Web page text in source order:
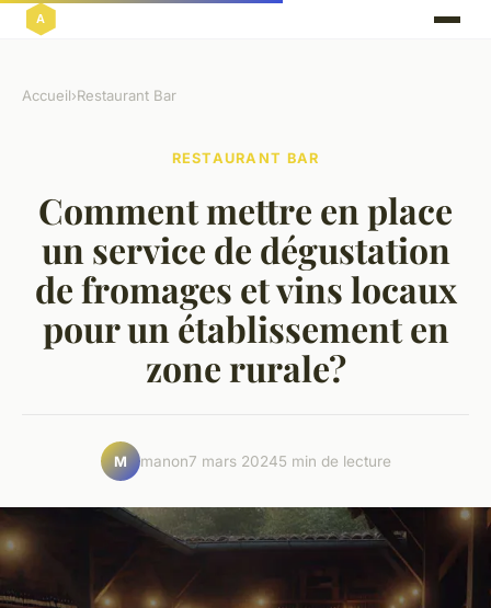
Accueil›Restaurant Bar
RESTAURANT BAR
Comment mettre en place
un service de dégustation
de fromages et vins locaux
pour un établissement en
zone rurale?
M manon7 mars 20245 min de lecture